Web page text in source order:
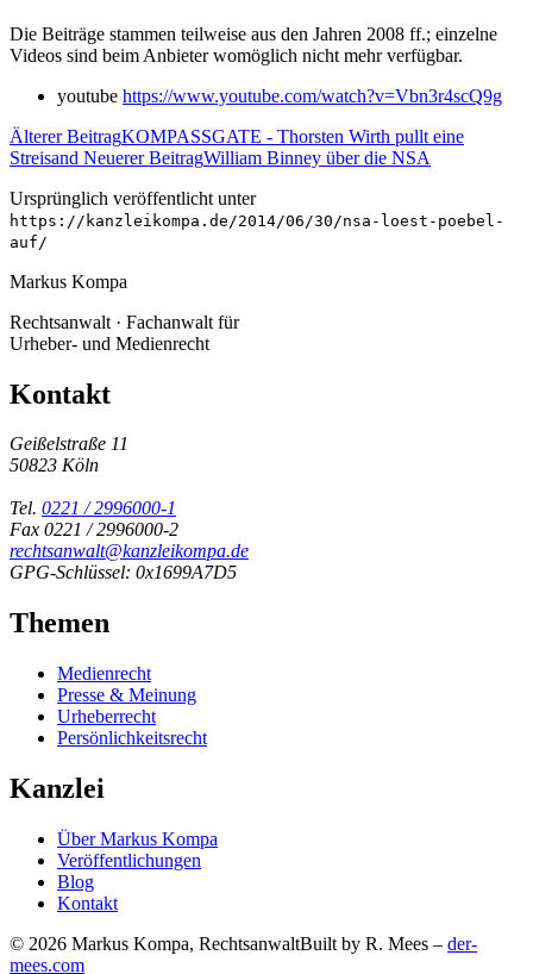
Die Beiträge stammen teilweise aus den Jahren 2008 ff.; einzelne
Videos sind beim Anbieter womöglich nicht mehr verfügbar.
youtube https://www.youtube.com/watch?v=Vbn3r4scQ9g
Älterer BeitragKOMPASSGATE - Thorsten Wirth pullt eine
Streisand Neuerer BeitragWilliam Binney über die NSA
Ursprünglich veröffentlicht unter
https://kanzleikompa.de/2014/06/30/nsa-loest-poebel-
auf/
Markus Kompa
Rechtsanwalt · Fachanwalt für
Urheber- und Medienrecht
Kontakt
Geißelstraße 11
50823 Köln
Tel. 0221 / 2996000-1
Fax 0221 / 2996000-2
rechtsanwalt@kanzleikompa.de
GPG-Schlüssel: 0x1699A7D5
Themen
Medienrecht
Presse & Meinung
Urheberrecht
Persönlichkeitsrecht
Kanzlei
Über Markus Kompa
Veröffentlichungen
Blog
Kontakt
© 2026 Markus Kompa, RechtsanwaltBuilt by R. Mees – der-
mees.com